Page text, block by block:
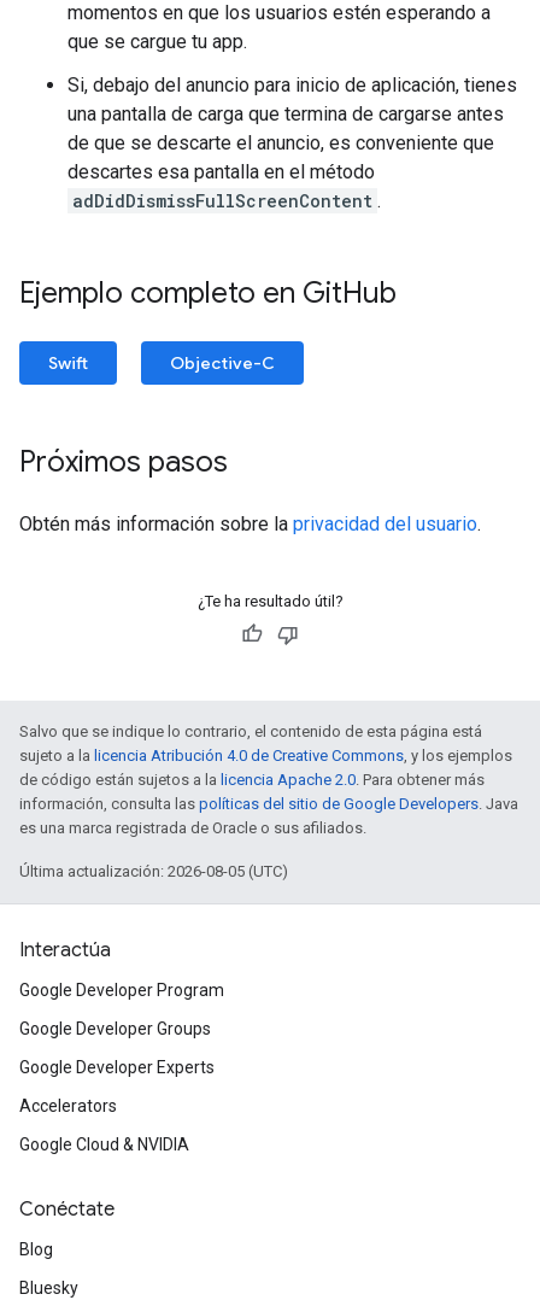
momentos en que los usuarios estén esperando a
que se cargue tu app.
Si, debajo del anuncio para inicio de aplicación, tienes
una pantalla de carga que termina de cargarse antes
de que se descarte el anuncio, es conveniente que
descartes esa pantalla en el método
adDidDismissFullScreenContent .
Ejemplo completo en GitHub
Swift Objective-C
Próximos pasos
Obtén más información sobre la privacidad del usuario.
¿Te ha resultado útil?
Salvo que se indique lo contrario, el contenido de esta página está
sujeto a la licencia Atribución 4.0 de Creative Commons, y los ejemplos
de código están sujetos a la licencia Apache 2.0. Para obtener más
información, consulta las políticas del sitio de Google Developers. Java
es una marca registrada de Oracle o sus afiliados.
Última actualización: 2026-08-05 (UTC)
Interactúa
Google Developer Program
Google Developer Groups
Google Developer Experts
Accelerators
Google Cloud & NVIDIA
Conéctate
Blog
Bluesky